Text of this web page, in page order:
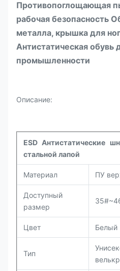
Противопоглощающая
рабочая безопасность
металла, крышка для
Антистатическая обувь
промышленности
Описание:
ESD Антистатические
стальной лапой
Материал ПУ
Доступный
размер
Цвет Белый
Тип